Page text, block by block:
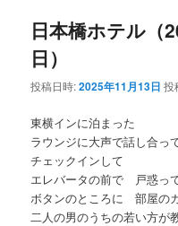
日本橋ホテル（
日）
投稿日時:2025年11月13日 投
東横インに泊まった
ラウンジに大声で話し合っ
チェックインして
エレバータの前で 戸惑っ
ボタンのところに 部屋の
二人の男のうちの若い方が